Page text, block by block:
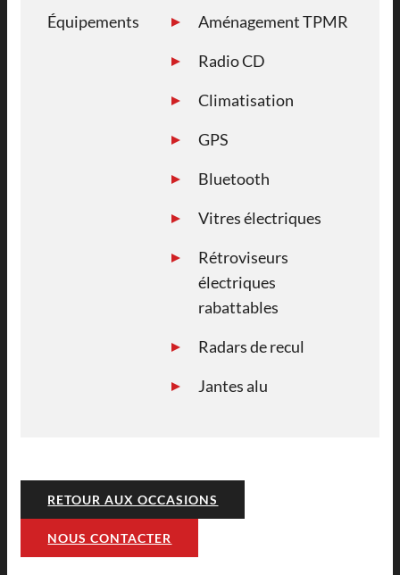
Équipements
Aménagement TPMR
Radio CD
Climatisation
GPS
Bluetooth
Vitres électriques
Rétroviseurs
électriques
rabattables
Radars de recul
Jantes alu
RETOUR AUX OCCASIONS
NOUS CONTACTER